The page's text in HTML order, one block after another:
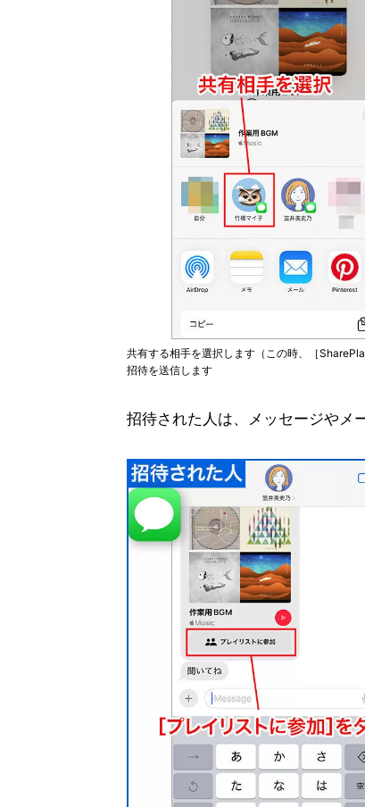
共有する相手を選択します（この時、［
招待を送信します
招待された人は、メッセージやメ